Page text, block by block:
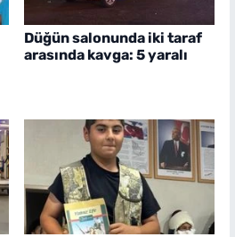
Düğün salonunda iki taraf
arasında kavga: 5 yaralı